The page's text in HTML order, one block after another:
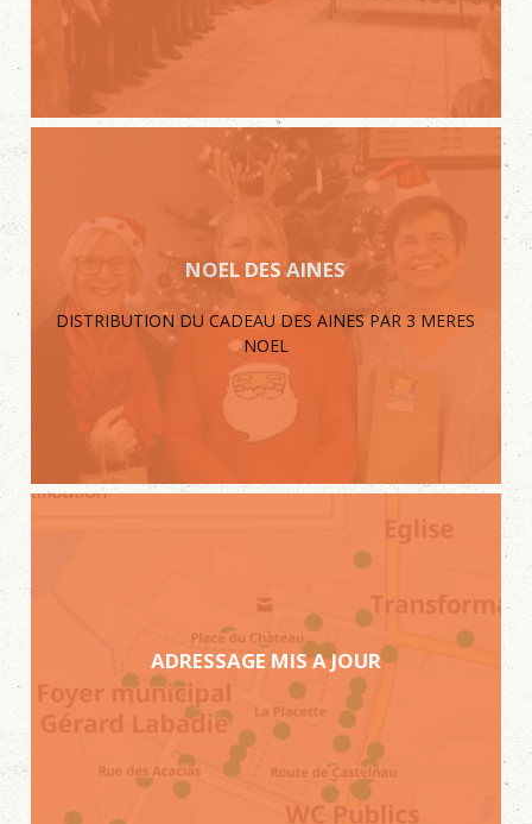
NOEL DES AINES
DISTRIBUTION DU CADEAU DES AINES PAR 3 MERES
NOEL
ADRESSAGE MIS A JOUR